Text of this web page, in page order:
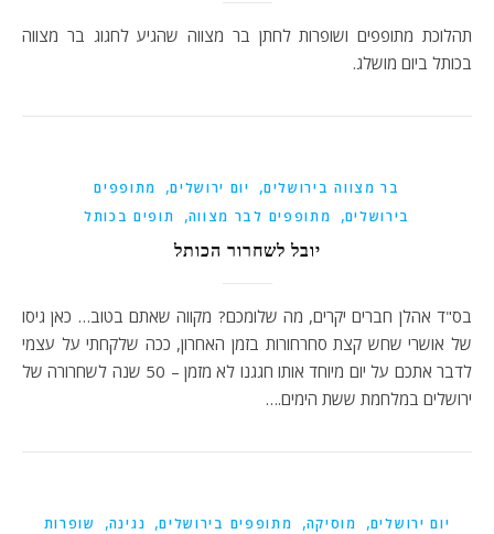
תהלוכת מתופפים ושופרות לחתן בר מצווה שהגיע לחגוג בר מצווה
בכותל ביום מושלג.
בר מצווה בירושלים, יום ירושלים,
מתופפים
בירושלים, מתופפים לבר מצווה, תופים בכותל
יובל לשחרור הכותל
בס"ד אהלן חברים יקרים, מה שלומכם? מקווה שאתם בטוב… כאן גיסו
של אושרי שחש קצת סחרחורות בזמן האחרון, ככה שלקחתי על עצמי
לדבר אתכם על יום מיוחד אותו חגגנו לא מזמן – 50 שנה לשחרורה של
ירושלים במלחמת ששת הימים.…
יום ירושלים, מוסיקה, מתופפים בירושלים, נגינה,
שופרות